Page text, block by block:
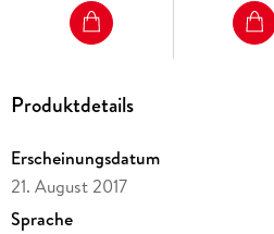
Produktdetails
Erscheinungsdatum
21. August 2017
Sprache